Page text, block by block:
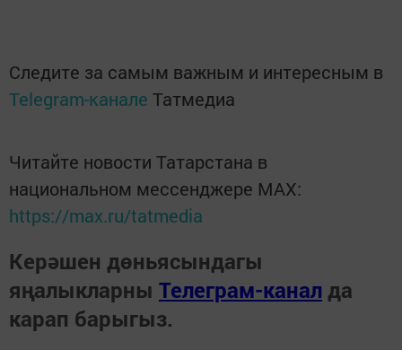
Следите за самым важным и интересным в
Telegram-канале Татмедиа
Читайте новости Татарстана в
национальном мессенджере MАХ:
https://max.ru/tatmedia
Керәшен дөньясындагы
яңалыкларны Телеграм-канал да
карап барыгыз.